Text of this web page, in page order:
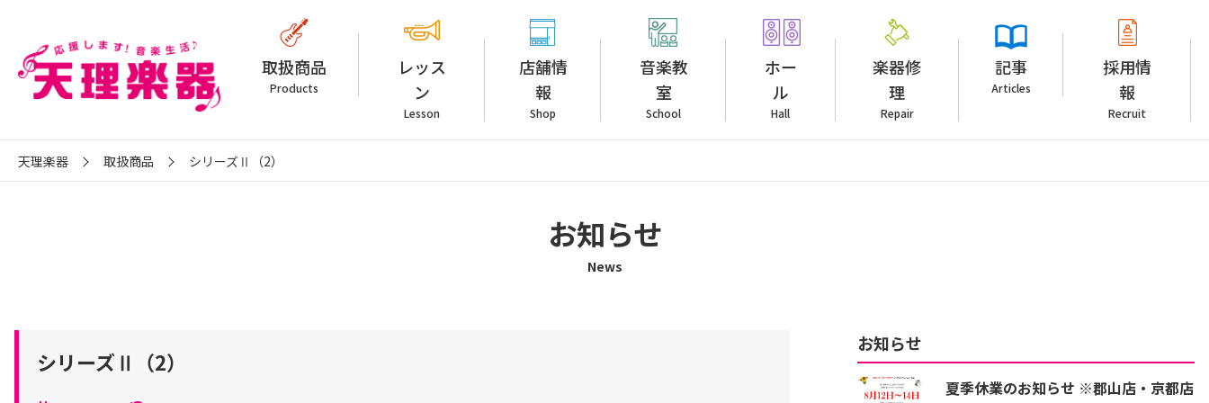
取扱商品
Products
レッス
ン
Lesson
店舗情
報
Shop
音楽教
室
School
ホー
ル
Hall
楽器修
理
Repair
記事
Articles
採用情
報
Recruit
天理楽器 取扱商品 シリーズⅡ（2）
お知らせ
News
シリーズⅡ（2）
お知らせ
夏季休業のお知らせ ※郡山店・京都店